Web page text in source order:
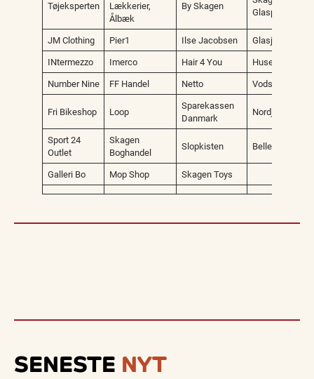
Tøjeksperten
Lækkerier,
Ålbæk
By Skagen
JM Clothing Pier1 Ilse Jacobsen
Glasjanne
INtermezzo
Imerco Hair 4 You
Huset Holst
Number Nine
FF Handel Netto Vodskov
Fri Bikeshop Loop
Sparekassen
Danmark
Nordjyske Bank
Sport 24
Outlet
Skagen
Boghandel
Slopkisten Belle Skincare
Galleri Bo Mop Shop Skagen Toys
SENESTE NYT